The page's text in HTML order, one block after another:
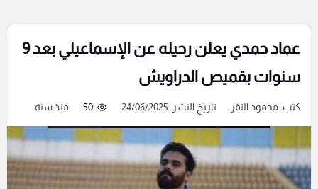
عماد حمدي يعلن رحيله عن الإسماعيلي بعد 9
سنوات بقميص الدراويش
كتب:محمود النقر تاريخ النشر: 24/06/2025 50 منذ سنة